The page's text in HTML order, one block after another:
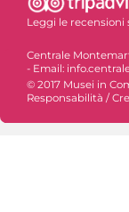
Leggi le recensioni
Centrale
- Email:
© 2017 Musei in
Responsabilità /